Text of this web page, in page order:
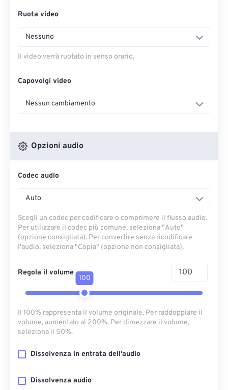
Ruota video
Nessuno
Il video verrà ruotato in senso orario.
Capovolgi video
Nessun cambiamento
Opzioni audio
Codec audio
Auto
Scegli un codec per codificare o comprimere il flusso audio.
Per utilizzare il codec più comune, seleziona "Auto"
(opzione consigliata). Per convertire senza ricodificare
l'audio, seleziona "Copia" (opzione non consigliata).
Regola il volume
100
Il 100% rappresenta il volume originale. Per raddoppiare il
volume, aumentalo al 200%. Per dimezzare il volume,
seleziona il 50%.
Dissolvenza in entrata dell'audio
Dissolvenza audio